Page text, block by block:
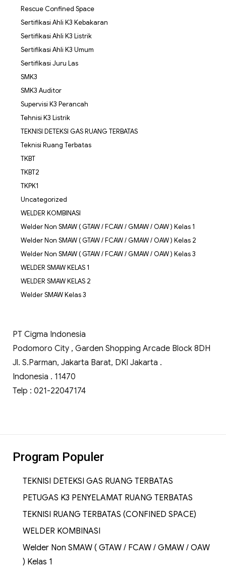
Rescue Confined Space
Sertifikasi Ahli K3 Kebakaran
Sertifikasi Ahli K3 Listrik
Sertifikasi Ahli K3 Umum
Sertifikasi Juru Las
SMK3
SMK3 Auditor
Supervisi K3 Perancah
Tehnisi K3 Listrik
TEKNISI DETEKSI GAS RUANG TERBATAS
Teknisi Ruang Terbatas
TKBT
TKBT2
TKPK1
Uncategorized
WELDER KOMBINASI
Welder Non SMAW ( GTAW / FCAW / GMAW / OAW ) Kelas 1
Welder Non SMAW ( GTAW / FCAW / GMAW / OAW ) Kelas 2
Welder Non SMAW ( GTAW / FCAW / GMAW / OAW ) Kelas 3
WELDER SMAW KELAS 1
WELDER SMAW KELAS 2
Welder SMAW Kelas 3
PT Cigma Indonesia
Podomoro City , Garden Shopping Arcade Block 8DH
Jl. S.Parman, Jakarta Barat, DKI Jakarta .
Indonesia . 11470
Telp : 021-22047174
Program Populer
TEKNISI DETEKSI GAS RUANG TERBATAS
PETUGAS K3 PENYELAMAT RUANG TERBATAS
TEKNISI RUANG TERBATAS (CONFINED SPACE)
WELDER KOMBINASI
Welder Non SMAW ( GTAW / FCAW / GMAW / OAW
) Kelas 1